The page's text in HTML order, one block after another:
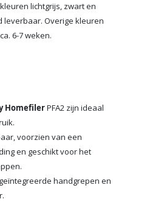
lichtgrijs, zwart en
leverbaar. Overige kleuren
6-7 weken.
HomefilerPFA2 zijn ideaal
voorzien van een
en geschikt voor het
handgrepen en